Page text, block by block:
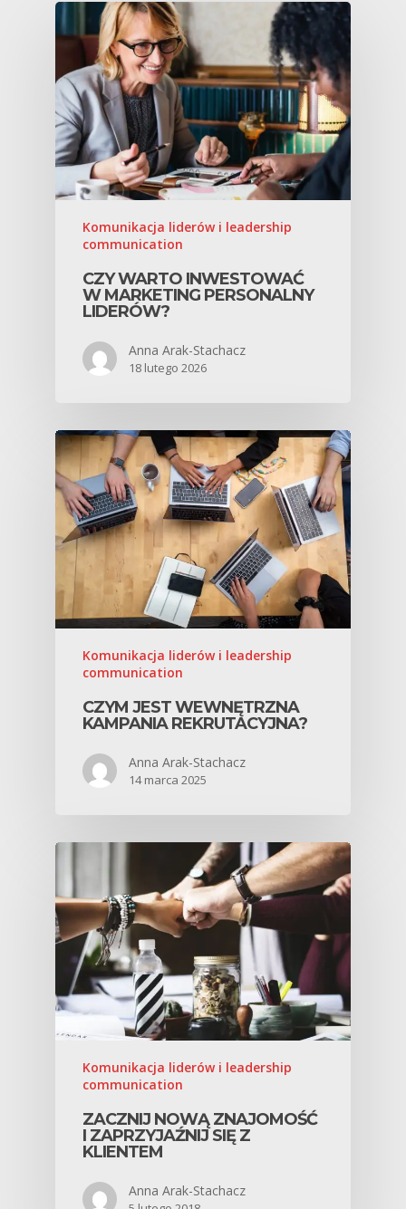
Komunikacja liderów i leadership
communication
CZY WARTO INWESTOWAĆ
W MARKETING PERSONALNY
LIDERÓW?
Anna Arak-Stachacz
18 lutego 2026
Komunikacja liderów i leadership
communication
CZYM JEST WEWNĘTRZNA
KAMPANIA REKRUTACYJNA?
Anna Arak-Stachacz
14 marca 2025
Komunikacja liderów i leadership
communication
ZACZNIJ NOWĄ ZNAJOMOŚĆ
I ZAPRZYJAŹNIJ SIĘ Z
KLIENTEM
Anna Arak-Stachacz